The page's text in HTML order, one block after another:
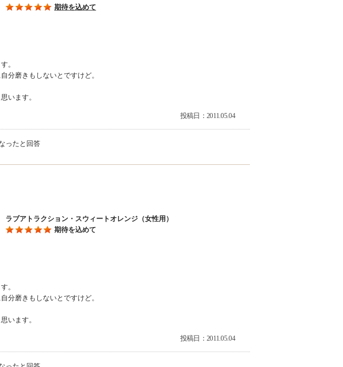
期待を込めて
。
分磨きもしないとですけど。
います。
投稿日：2011.05.04
ったと回答
ラブアトラクション・スウィートオレンジ（女性用）
期待を込めて
。
分磨きもしないとですけど。
います。
投稿日：2011.05.04